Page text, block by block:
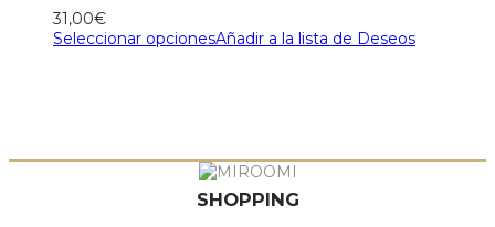
31,00€
Seleccionar opcionesAñadir a la lista de Deseos
SHOPPING